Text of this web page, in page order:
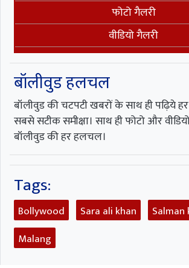
फोटो गैलरी
वीडियो गैलरी
बॉलीवुड हलचल
बॉलीवुड की चटपटी खबरों के साथ ही पढ़िये
सबसे सटीक समीक्षा। साथ ही फोटो और
बॉलीवुड की हर हलचल।
Tags:
Bollywood Sara ali khan
Salman
Malang